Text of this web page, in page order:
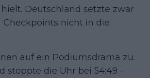
Deutschland setzte zwar
nicht in die
auf ein Podiumsdrama zu.
stoppte die Uhr bei 54:49 -